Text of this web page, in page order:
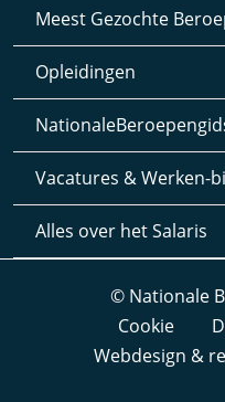
Meest Gezochte
Opleidingen
Vacatures & Werken-
Alles over het Salaris
© Nationale
Cookie
Webdesign &